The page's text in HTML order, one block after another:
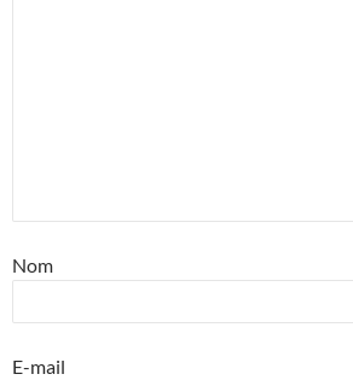
Nom
E-mail